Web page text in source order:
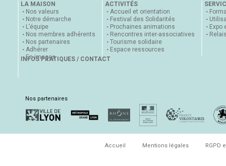
LA MAISON
Nos valeurs
Notre démarche
L’équipe
Nos membres adhérents
Nos partenaires
Adhérer
En images
ACTIVITÉS
Accueil et orientation
Festival des Solidarités
Prochaines animations
Rencontres inter-associatives
Tourisme solidaire
Espace ressources
Expo
INFOS PRATIQUES / CONTACT
Nos partenaires
Accueil Mentions légales RGPD